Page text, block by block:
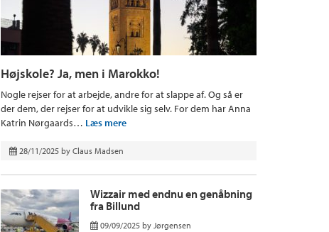
Højskole? Ja, men i Marokko!
Nogle rejser for at arbejde, andre for at slappe af. Og så er
der dem, der rejser for at udvikle sig selv. For dem har Anna
Katrin Nørgaards… Læs mere
28/11/2025 by Claus Madsen
Wizzair med endnu en genåbning
fra Billund
09/09/2025 by Jørgensen